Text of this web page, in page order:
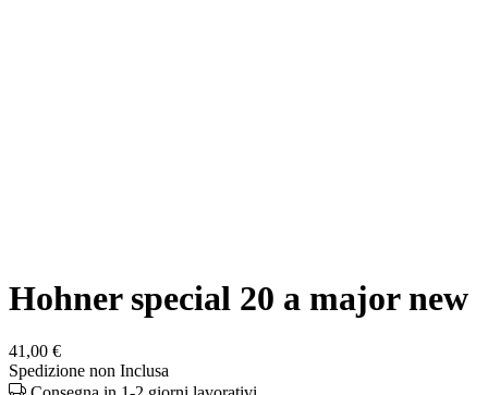
Hohner special 20 a major new
41,00 €
Spedizione non Inclusa